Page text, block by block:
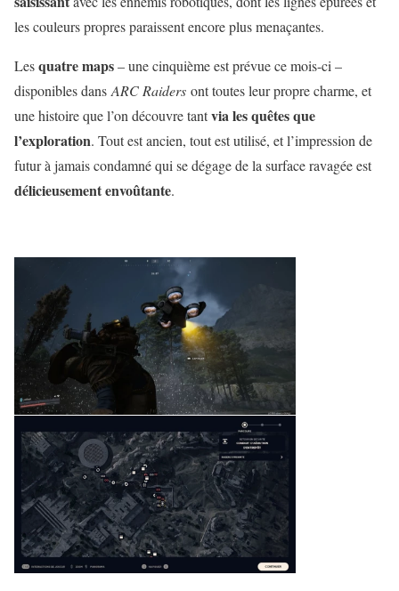
les couleurs propres paraissent encore plus menaçantes.
Lesquatre maps– une cinquième est prévue ce mois-ci –
disponibles dansARC Raiders ont toutes leur propre charme, et
une histoire que l’on découvre tantvia les quêtes que
l’exploration. Tout est ancien, tout est utilisé, et l’impression de
futur à jamais condamné qui se dégage de la surface ravagée est
délicieusement envoûtante.